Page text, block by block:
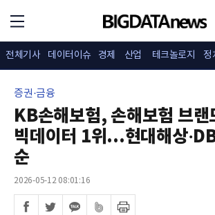
전체기사 데이터이슈 경제 산업 테크놀로지 정
증권·금융
KB손해보험, 손해보험 브랜
빅데이터 1위...현대해상
순
2026-05-12 08:01:16